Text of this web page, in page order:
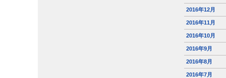
2016年12月
2016年11月
2016年10月
2016年9月
2016年8月
2016年7月